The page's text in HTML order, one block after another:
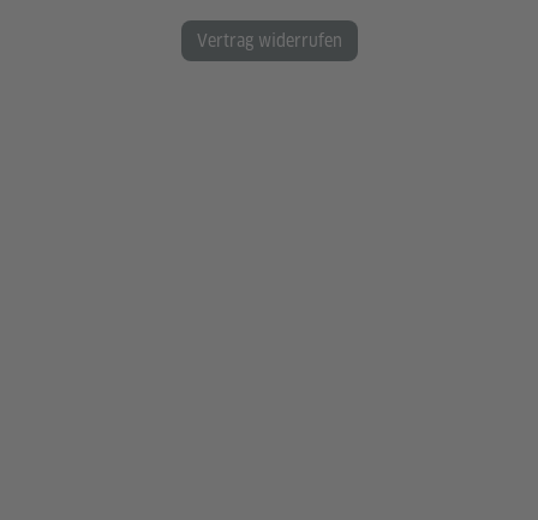
Vertrag widerrufen